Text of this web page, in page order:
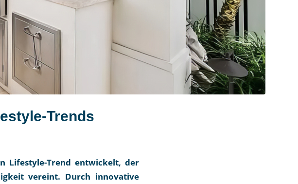
Trends
Lifestyle-Trend entwickelt, der
vereint. Durch innovative